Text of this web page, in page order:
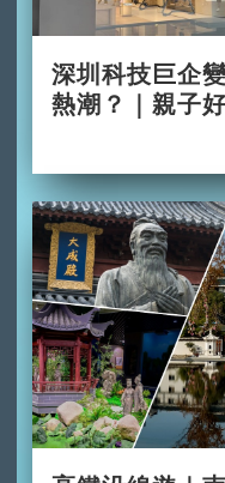
深圳科技巨企
熱潮？｜親子